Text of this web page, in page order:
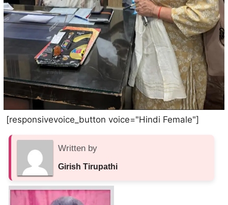
[responsivevoice_button voice="Hindi Female"]
Written by
Girish Tirupathi